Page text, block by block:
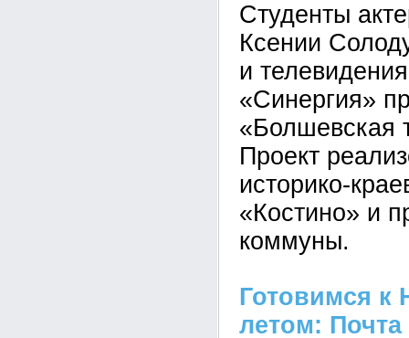
Студенты
Ксении
и
«Синергия»
«Болшевская
Проект
историко-
«Костино» и
коммуны.
Готовимся к
летом: